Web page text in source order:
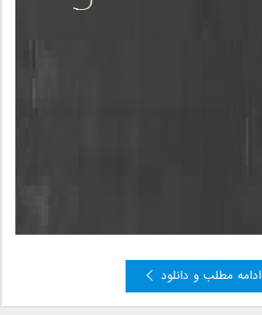
ادامه مطلب و دانلود